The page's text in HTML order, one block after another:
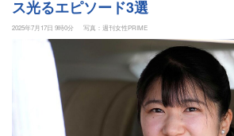
ス光るエピソード3選
2025年7月17日 9時0分 写真：週刊女性PRIME